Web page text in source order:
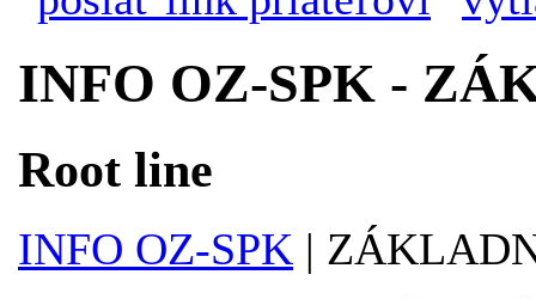
INFO OZ-SPK -
Root line
INFO OZ-SPK |